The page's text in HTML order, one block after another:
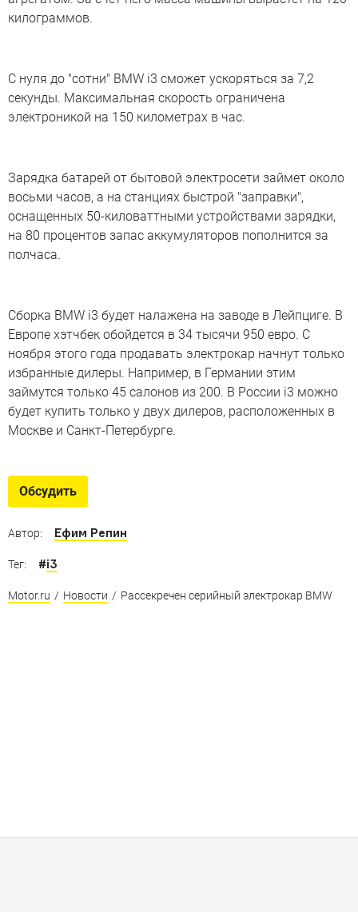
килограммов.
С нуля до "сотни" BMW i3 сможет ускоряться за 7,2
секунды. Максимальная скорость ограничена
электроникой на 150 километрах в час.
Зарядка батарей от бытовой электросети займет около
восьми часов, а на станциях быстрой "заправки",
оснащенных 50-киловаттными устройствами зарядки,
на 80 процентов запас аккумуляторов пополнится за
полчаса.
Сборка BMW i3 будет налажена на заводе в Лейпциге. В
Европе хэтчбек обойдется в 34 тысячи 950 евро. С
ноября этого года продавать электрокар начнут только
избранные дилеры. Например, в Германии этим
займутся только 45 салонов из 200. В России i3 можно
будет купить только у двух дилеров, расположенных в
Москве и Санкт-Петербурге.
Обсудить
Автор: Ефим Репин
Тег: #i3
Motor.ru / Новости / Рассекречен серийный электрокар BMW